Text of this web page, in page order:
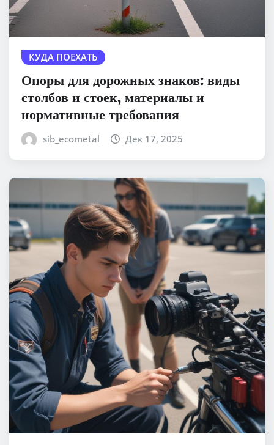
КУДА ПОЕХАТЬ
Опоры для дорожных знаков: виды
столбов и стоек, материалы и
нормативные требования
sib_ecometal Дек 17, 2025